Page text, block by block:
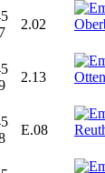
2.02
2.13
E.08